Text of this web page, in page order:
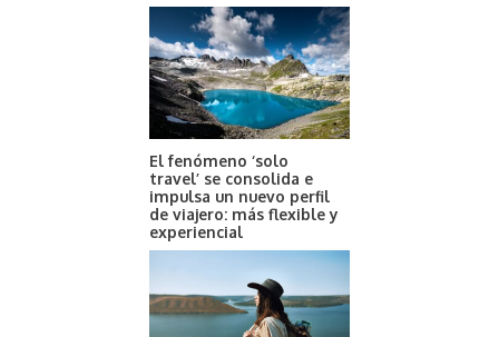
El fenómeno ‘solo
travel’ se consolida e
impulsa un nuevo perfil
de viajero: más flexible y
experiencial